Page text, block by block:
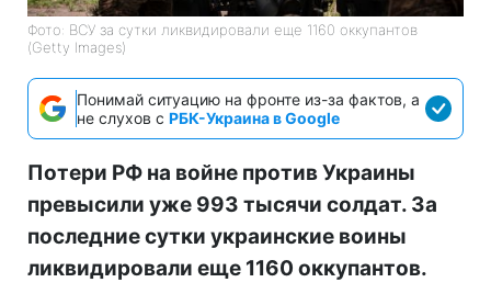
Фото: ВСУ за сутки ликвидировали еще 1160 оккупантов
(Getty Images)
Понимай ситуацию на фронте из-за фактов, а
не слухов с РБК-Украина в Google
Потери РФ на войне против Украины
превысили уже 993 тысячи солдат. За
последние сутки украинские воины
ликвидировали еще 1160 оккупантов.